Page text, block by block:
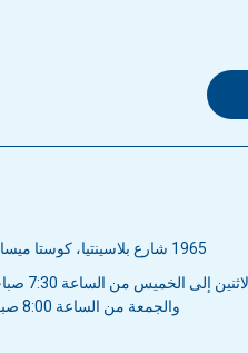
1965 شارع بلاسينتيا، كوستا ميسا، كاليفورنيا 92627
إلى الخميس من الساعة 7:30 صباحًا إلى 5:00 مساءً،
والجمعة من الساعة 8:00 صباحًا إلى 3:30 مساءً